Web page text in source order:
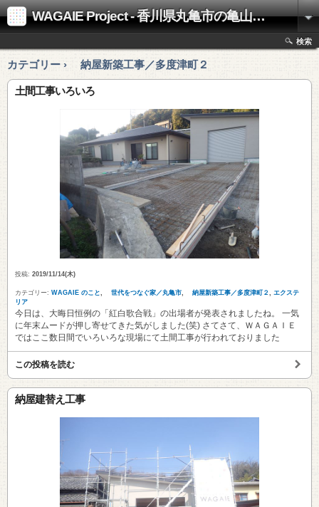
WAGAIE Project - 香川県丸亀市の亀山工務店
検索
カテゴリー › 納屋新築工事／多度津町２
土間工事いろいろ
投稿: 2019/11/14(木)
カテゴリー: WAGAIE のこと, 世代をつなぐ家／丸亀市, 納屋新築工事／多度津町２ , エクステ
リア
今日は、大晦日恒例の「紅白歌合戦」の出場者が発表されましたね。 一気
に年末ムードが押し寄せてきた気がしました(笑) さてさて、ＷＡＧＡＩＥ
ではここ数日間でいろいろな現場にて土間工事が行われておりました
この投稿を読む
納屋建替え工事